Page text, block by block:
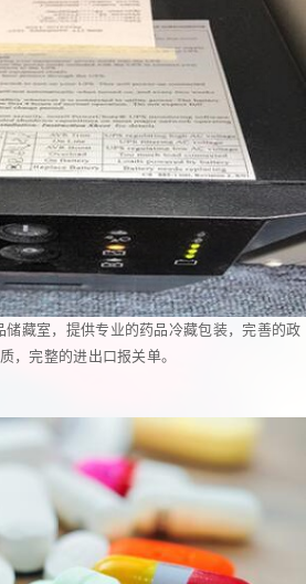
储藏室，提供专业的药品冷藏包装，完善的政
，完整的进出口报关单。